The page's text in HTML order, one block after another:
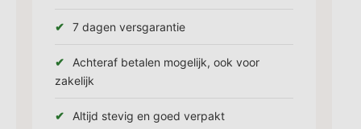
7 dagen versgarantie
Achteraf betalen mogelijk, ook voor
zakelijk
Altijd stevig en goed verpakt